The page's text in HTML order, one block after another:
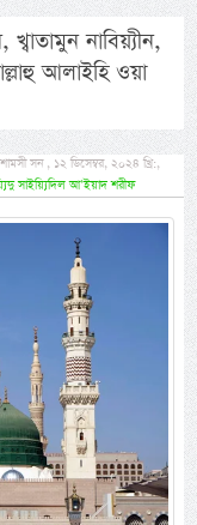
নাবিয়্যীন,
আলাইহি ওয়া
সন , ১২ ডিসেম্বর, ২০২৪ খ্রি:,
সাইয়্যিদিল আ’ইয়াদ শরীফ